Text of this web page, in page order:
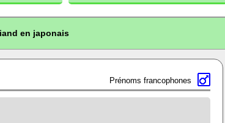
en japonais
Prénoms francophones